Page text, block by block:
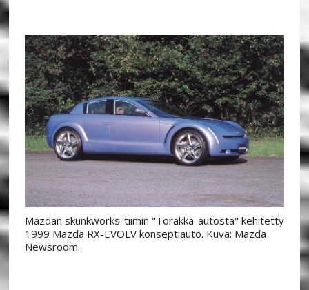
Mazdan skunkworks-tiimin "Torakka-autosta" kehitetty
1999 Mazda RX-EVOLV konseptiauto. Kuva: Mazda
Newsroom.